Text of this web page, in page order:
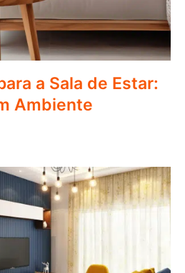
a Sala de Estar:
Ambiente